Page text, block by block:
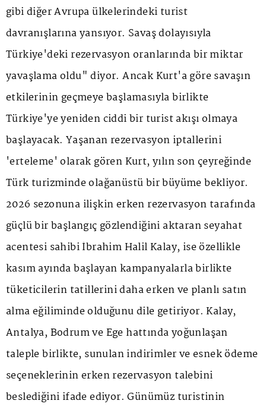
gibi diğer Avrupa ülkelerindeki turist
davranışlarına yansıyor. Savaş dolayısıyla
Türkiye'deki rezervasyon oranlarında bir miktar
yavaşlama oldu" diyor. Ancak Kurt'a göre savaşın
etkilerinin geçmeye başlamasıyla birlikte
Türkiye'ye yeniden ciddi bir turist akışı olmaya
başlayacak. Yaşanan rezervasyon iptallerini
'erteleme' olarak gören Kurt, yılın son çeyreğinde
Türk turizminde olağanüstü bir büyüme bekliyor.
2026 sezonuna ilişkin erken rezervasyon tarafında
güçlü bir başlangıç gözlendiğini aktaran seyahat
acentesi sahibi İbrahim Halil Kalay, ise özellikle
kasım ayında başlayan kampanyalarla birlikte
tüketicilerin tatillerini daha erken ve planlı satın
alma eğiliminde olduğunu dile getiriyor. Kalay,
Antalya, Bodrum ve Ege hattında yoğunlaşan
taleple birlikte, sunulan indirimler ve esnek ödeme
seçeneklerinin erken rezervasyon talebini
beslediğini ifade ediyor. Günümüz turistinin